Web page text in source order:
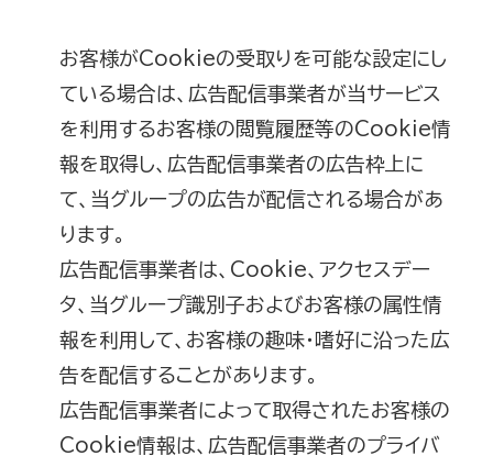
お客様がCookieの受取りを可能な設定にし
ている場合は、広告配信事業者が当サービス
を利用するお客様の閲覧履歴等のCookie情
報を取得し、広告配信事業者の広告枠上に
て、当グループの広告が配信される場合があ
ります。
広告配信事業者は、Cookie、アクセスデー
タ、当グループ識別子およびお客様の属性情
報を利用して、お客様の趣味・嗜好に沿った広
告を配信することがあります。
広告配信事業者によって取得されたお客様の
Cookie情報は、広告配信事業者のプライバ